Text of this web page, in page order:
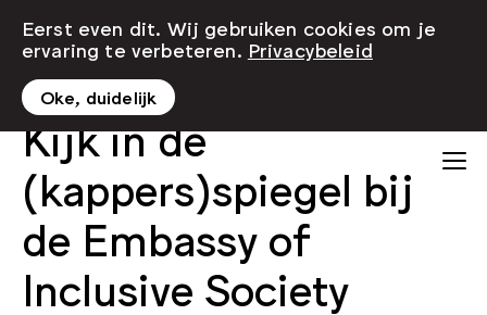
Kijk in de
(kappers)spiegel bij
de Embassy of
Inclusive Society
Eerst even dit. Wij gebruiken cookies om je
ervaring te verbeteren. Privacybeleid
Oke, duidelijk